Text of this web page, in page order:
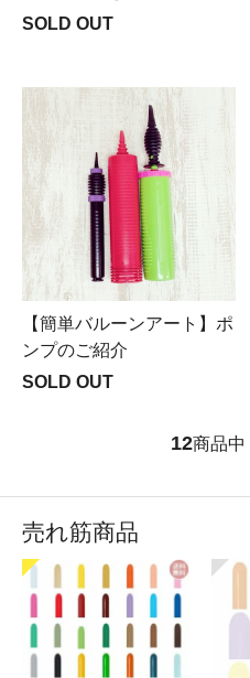
SOLD OUT
【簡単バルーンアート】ポ
ンプのご紹介
SOLD OUT
12商品中
売れ筋商品